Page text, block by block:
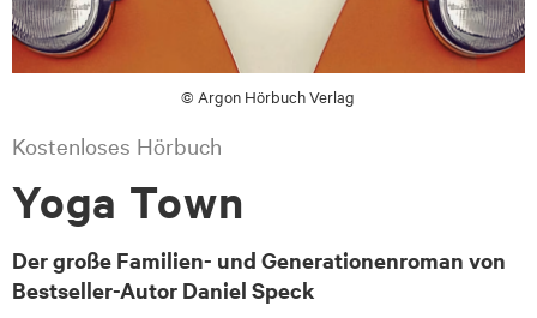
© Argon Hörbuch Verlag
Kostenloses Hörbuch
Yoga Town
Der große Familien- und Generationenroman von
Bestseller-Autor Daniel Speck